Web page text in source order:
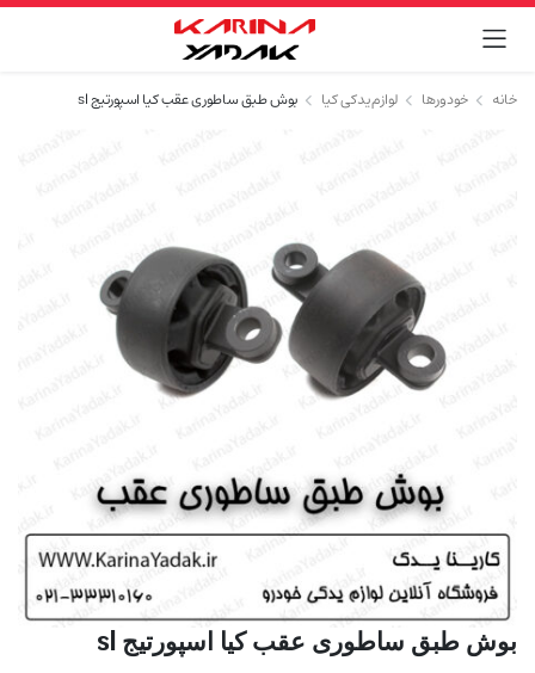
خانه خودورها لوازم یدکی کیا بوش طبق ساطوری عقب کیا اسپورتیج sl
بوش طبق ساطوری عقب کیا اسپورتیج sl